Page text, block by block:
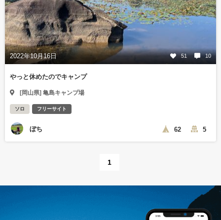
2022年10月16日 51 10
やっと休めたのでキャンプ
[岡山県] 亀島キャンプ場
ソロ フリーサイト
ぼち 62 5
1